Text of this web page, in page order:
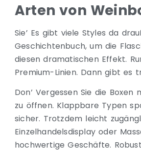
Arten von
Sie’ Es gibt viele Styles da
Geschichtenbuch, um die
diesen dramatischen Effekt.
Premium-Linien. Dann gibt
Don’ Vergessen Sie die
zu öffnen. Klappbare Typen
sicher. Trotzdem leicht
Einzelhandelsdisplay oder
hochwertige Geschäfte.